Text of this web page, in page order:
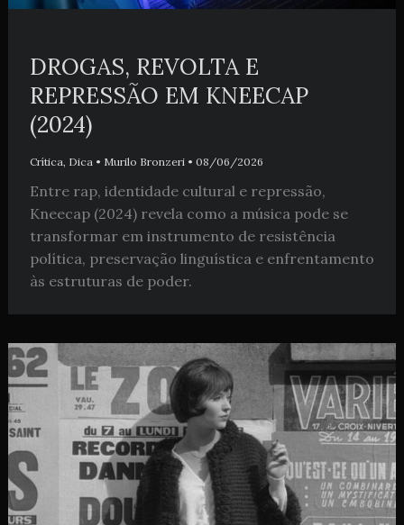
DROGAS, REVOLTA E
REPRESSÃO EM KNEECAP
(2024)
Crítica, Dica• Murilo Bronzeri • 08/06/2026
Entre rap, identidade cultural e repressão,
Kneecap (2024) revela como a música pode se
transformar em instrumento de resistência
política, preservação linguística e enfrentamento
às estruturas de poder.